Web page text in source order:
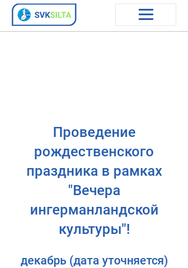
Проведение
рождественского
праздника в рамках
"Вечера
ингерманландской
культуры"!
декабрь (дата уточняется)